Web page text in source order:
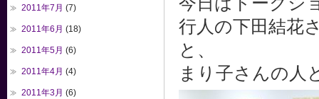
行人の下田結花
と、
まり子さんの人
2011年7月 (7)
2011年6月 (18)
2011年5月 (6)
2011年4月 (4)
2011年3月 (6)